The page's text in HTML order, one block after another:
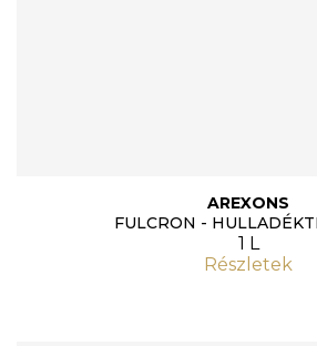
AREXONS
FULCRON -
1 L
Részletek